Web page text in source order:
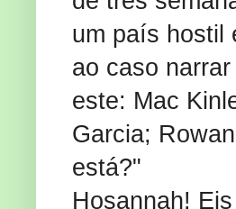
um país hostil
ao caso
este: Mac
Garcia;
está?"
Hosannah!